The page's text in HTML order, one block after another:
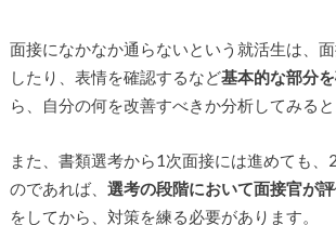
面接になかなか通らないという就活生は、
したり、表情を確認するなど基本的な部分
ら、自分の何を改善すべきか分析してみると
また、書類選考から1次面接には進めても、
のであれば、 選考の段階において面接官が
をしてから、対策を練る必要があります。